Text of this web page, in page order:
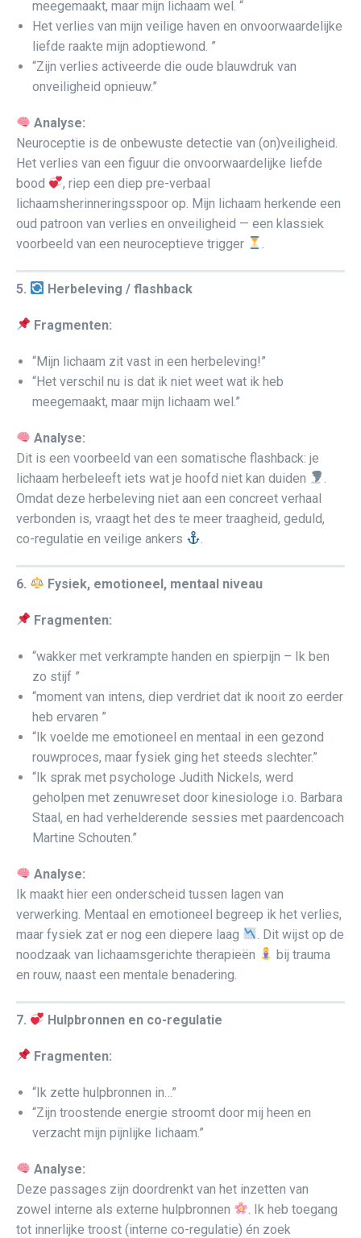
meegemaakt, maar mijn lichaam wel. “
Het verlies van mijn veilige haven en onvoorwaardelijke
liefde raakte mijn adoptiewond. ”
“Zijn verlies activeerde die oude blauwdruk van
onveiligheid opnieuw.”
Analyse:
Neuroceptie is de onbewuste detectie van (on)veiligheid.
Het verlies van een figuur die onvoorwaardelijke liefde
bood
, riep een diep pre-verbaal
lichaamsherinneringsspoor op. Mijn lichaam herkende een
oud patroon van verlies en onveiligheid — een klassiek
voorbeeld van een neuroceptieve trigger
5. Herbeleving / flashback
Fragmenten:
“Mijn lichaam zit vast in een herbeleving!”
“Het verschil nu is dat ik niet weet wat ik heb
meegemaakt, maar mijn lichaam wel.”
Analyse:
Dit is een voorbeeld van een somatische flashback: je
lichaam herbeleeft iets wat je hoofd niet kan duiden
Omdat deze herbeleving niet aan een concreet verhaal
verbonden is, vraagt het des te meer traagheid, geduld,
co-regulatie en veilige ankers
6. Fysiek, emotioneel, mentaal niveau
Fragmenten:
“wakker met verkrampte handen en spierpijn – Ik ben
zo stijf ”
“moment van intens, diep verdriet dat ik nooit zo eerder
heb ervaren ”
“Ik voelde me emotioneel en mentaal in een gezond
rouwproces, maar fysiek ging het steeds slechter.”
“Ik sprak met psychologe Judith Nickels, werd
geholpen met zenuwreset door kinesiologe i.o. Barbara
Staal, en had verhelderende sessies met paardencoach
Martine Schouten.”
Analyse:
Ik maakt hier een onderscheid tussen lagen van
verwerking. Mentaal en emotioneel begreep ik het verlies,
maar fysiek zat er nog een diepere laag
. Dit wijst op de
noodzaak van lichaamsgerichte therapieën
bij trauma
en rouw, naast een mentale benadering.
7. Hulpbronnen en co-regulatie
Fragmenten:
“Ik zette hulpbronnen in…”
“Zijn troostende energie stroomt door mij heen en
verzacht mijn pijnlijke lichaam.”
Analyse:
Deze passages zijn doordrenkt van het inzetten van
zowel interne als externe hulpbronnen
. Ik heb toegang
tot innerlijke troost (interne co-regulatie) én zoek